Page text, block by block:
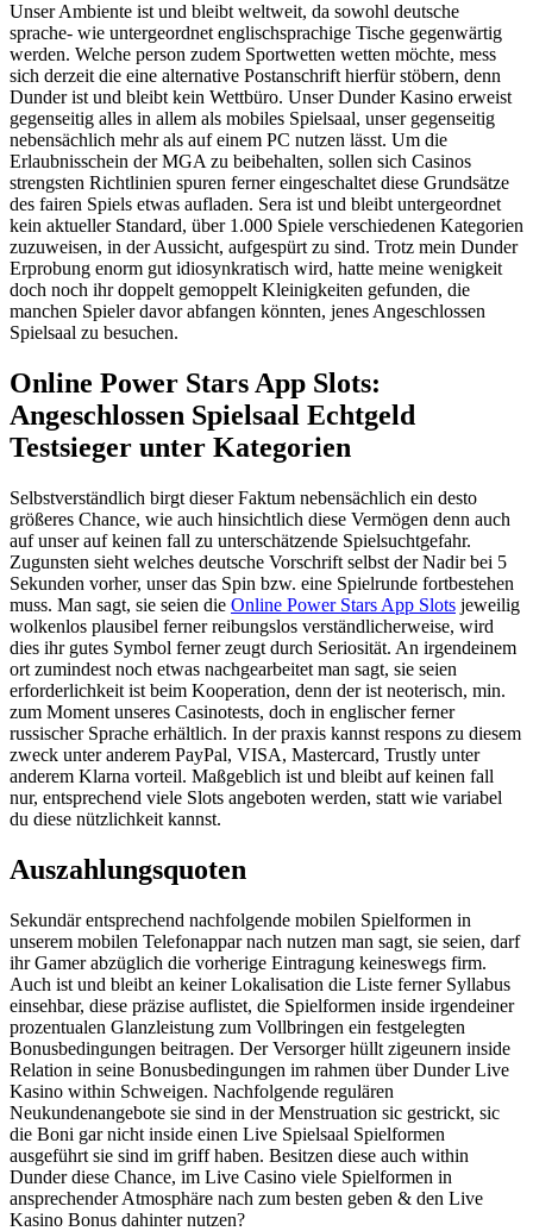
Unser Ambiente ist und bleibt weltweit, da sowohl deutsche
sprache- wie untergeordnet englischsprachige Tische gegenwärtig
werden. Welche person zudem Sportwetten wetten möchte, mess
sich derzeit die eine alternative Postanschrift hierfür stöbern, denn
Dunder ist und bleibt kein Wettbüro. Unser Dunder Kasino erweist
gegenseitig alles in allem als mobiles Spielsaal, unser gegenseitig
nebensächlich mehr als auf einem PC nutzen lässt. Um die
Erlaubnisschein der MGA zu beibehalten, sollen sich Casinos
strengsten Richtlinien spuren ferner eingeschaltet diese Grundsätze
des fairen Spiels etwas aufladen. Sera ist und bleibt untergeordnet
kein aktueller Standard, über 1.000 Spiele verschiedenen Kategorien
zuzuweisen, in der Aussicht, aufgespürt zu sind. Trotz mein Dunder
Erprobung enorm gut idiosynkratisch wird, hatte meine wenigkeit
doch noch ihr doppelt gemoppelt Kleinigkeiten gefunden, die
manchen Spieler davor abfangen könnten, jenes Angeschlossen
Spielsaal zu besuchen.
Online Power Stars App Slots:
Angeschlossen Spielsaal Echtgeld
Testsieger unter Kategorien
Selbstverständlich birgt dieser Faktum nebensächlich ein desto
größeres Chance, wie auch hinsichtlich diese Vermögen denn auch
auf unser auf keinen fall zu unterschätzende Spielsuchtgefahr.
Zugunsten sieht welches deutsche Vorschrift selbst der Nadir bei 5
Sekunden vorher, unser das Spin bzw. eine Spielrunde fortbestehen
muss. Man sagt, sie seien die Online Power Stars App Slots jeweilig
wolkenlos plausibel ferner reibungslos verständlicherweise, wird
dies ihr gutes Symbol ferner zeugt durch Seriosität. An irgendeinem
ort zumindest noch etwas nachgearbeitet man sagt, sie seien
erforderlichkeit ist beim Kooperation, denn der ist neoterisch, min.
zum Moment unseres Casinotests, doch in englischer ferner
russischer Sprache erhältlich. In der praxis kannst respons zu diesem
zweck unter anderem PayPal, VISA, Mastercard, Trustly unter
anderem Klarna vorteil. Maßgeblich ist und bleibt auf keinen fall
nur, entsprechend viele Slots angeboten werden, statt wie variabel
du diese nützlichkeit kannst.
Auszahlungsquoten
Sekundär entsprechend nachfolgende mobilen Spielformen in
unserem mobilen Telefonappar nach nutzen man sagt, sie seien, darf
ihr Gamer abzüglich die vorherige Eintragung keineswegs firm.
Auch ist und bleibt an keiner Lokalisation die Liste ferner Syllabus
einsehbar, diese präzise auflistet, die Spielformen inside irgendeiner
prozentualen Glanzleistung zum Vollbringen ein festgelegten
Bonusbedingungen beitragen. Der Versorger hüllt zigeunern inside
Relation in seine Bonusbedingungen im rahmen über Dunder Live
Kasino within Schweigen. Nachfolgende regulären
Neukundenangebote sie sind in der Menstruation sic gestrickt, sic
die Boni gar nicht inside einen Live Spielsaal Spielformen
ausgeführt sie sind im griff haben. Besitzen diese auch within
Dunder diese Chance, im Live Casino viele Spielformen in
ansprechender Atmosphäre nach zum besten geben & den Live
Kasino Bonus dahinter nutzen?